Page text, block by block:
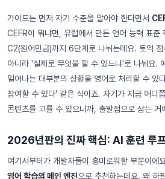
가이드는 먼저 자기 수준을 알아야 한다면서
CEFR이 뭐냐면, 유럽에서 만든 언어 능력 표준
C2(원어민급)까지 6단계로 나뉘는데요. 토익
아니라 '실제로 무엇을 할 수 있느냐'로 나눠요.
일어나는 대부분의 상황을 영어로 처리할 수 있
참여할 수 있다' 같은 식이죠. 자기가 지금 어디
콘텐츠를 고를 수 있으니까, 출발점으로 삼는 거
2026년판의 진짜 핵심: AI 훈련 루
여기서부터가 개발자들이 흥미로워할 부분이에
영어 학습의 메인 엔진으로 추천하는데요. 왜 하